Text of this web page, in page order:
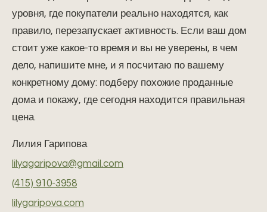
уровня, где покупатели реально находятся, как
правило, перезапускает активность. Если ваш дом
стоит уже какое-то время и вы не уверены, в чем
дело, напишите мне, и я посчитаю по вашему
конкретному дому: подберу похожие проданные
дома и покажу, где сегодня находится правильная
цена.
Лилия Гарипова
lilyagaripova@gmail.com
(415) 910-3958
lilygaripova.com